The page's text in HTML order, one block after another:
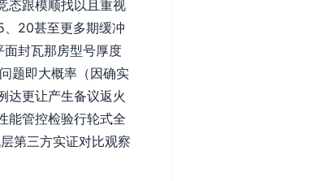
态跟模顺找以且重视
、20甚至更多期缓冲
封瓦那房型号厚度
题即大概率（因确实
达更让产生备议返火
能管控检验行轮式全
第三方实证对比观察